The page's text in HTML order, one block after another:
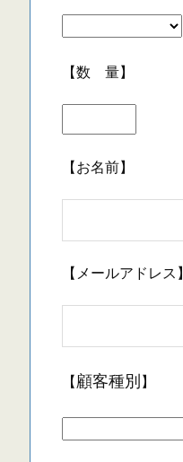
【数 量】
【お名前】
【メールアドレス】
【顧客種別 】